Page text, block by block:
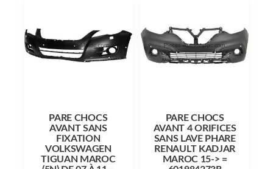
PARE CHOCS
AVANT SANS
FIXATION
VOLKSWAGEN
TIGUAN MAROC
PARE CHOCS
AVANT 4 ORIFICES
SANS LAVE PHARE
RENAULT KADJAR
MAROC 15-> =